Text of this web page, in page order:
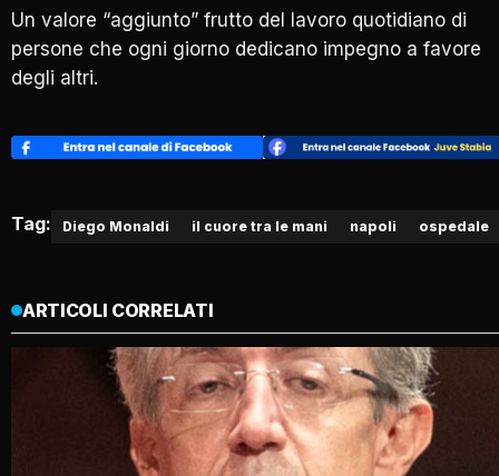
Un valore “aggiunto” frutto del lavoro quotidiano di
persone che ogni giorno dedicano impegno a favore
degli altri.
Tag: Diego Monaldi il cuore tra le mani napoli ospedale
ARTICOLI CORRELATI